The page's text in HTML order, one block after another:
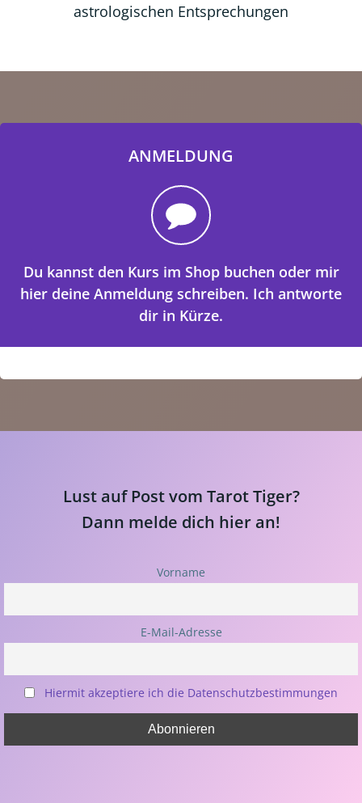
astrologischen Entsprechungen
ANMELDUNG
Du kannst den Kurs im Shop buchen oder mir
hier deine Anmeldung schreiben. Ich antworte
dir in Kürze.
Lust auf Post vom Tarot Tiger?
Dann melde dich hier an!
Vorname
E-Mail-Adresse
Hiermit akzeptiere ich die Datenschutzbestimmungen